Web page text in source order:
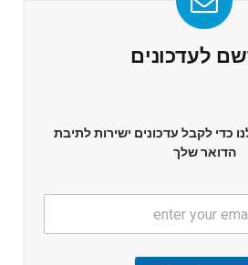
לעדכונים
כדי לקבל עדכונים ישירות לתיבת
הדואר שלך